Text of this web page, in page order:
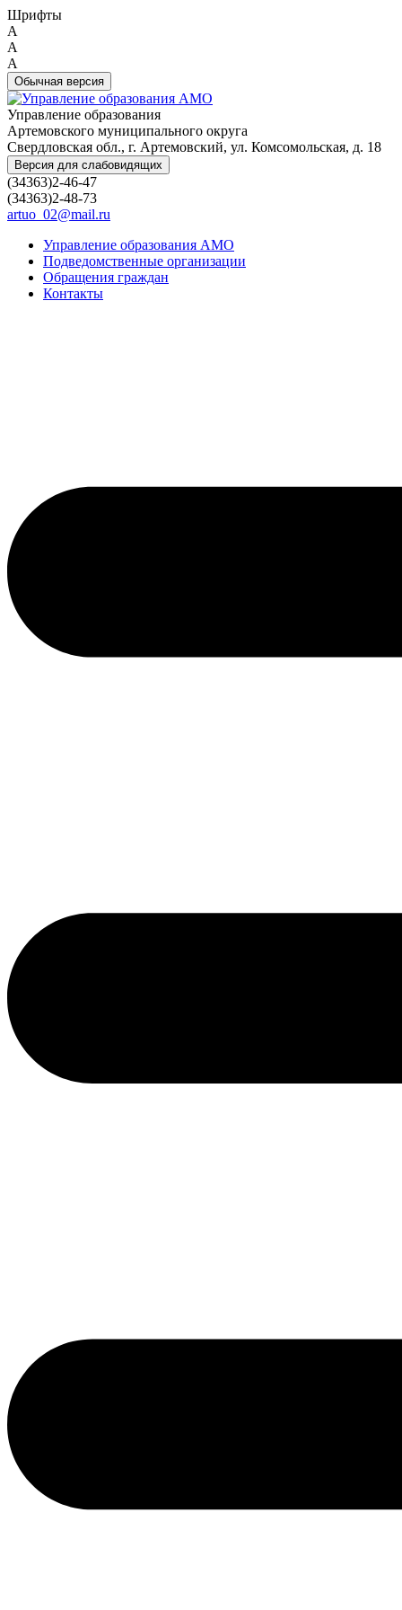
Шрифты
A
A
A
Обычная версия
Управление образования
Артемовского муниципального округа
Свердловская обл., г. Артемовский, ул. Комсомольская, д. 18
Версия для слабовидящих
(34363)2-46-47
(34363)2-48-73
artuo_02@mail.ru
Управление образования АМО
Подведомственные организации
Обращения граждан
Контакты